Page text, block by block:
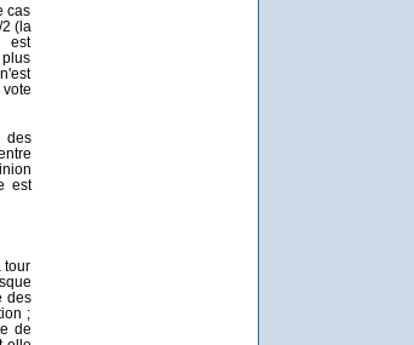
cas
(la
est
est
tour
des
;
de